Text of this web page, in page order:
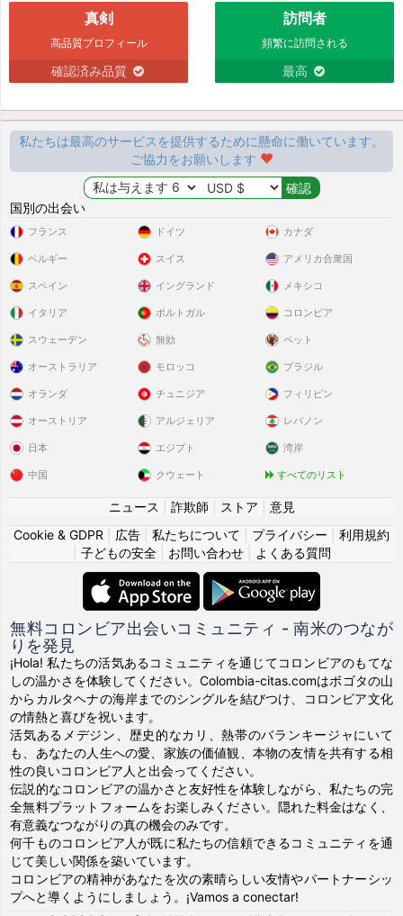
真剣
高品質プロフィール
確認済み品質
訪問者
頻繁に訪問される
最高
私たちは最高のサービスを提供するために懸命に働いています。
ご協力をお願いします
国別の出会い
フランス
ベルギー
スペイン
イタリア
スウェーデン
ドイツ
スイス
イングランド
ポルトガル
無効
カナダ
アメリカ合衆国
メキシコ
コロンビア
ペット
オーストラリア
オランダ
オーストリア
日本
中国
モロッコ
チュニジア
アルジェリア
エジプト
クウェート
ブラジル
フィリピン
レバノン
湾岸
すべてのリスト
ニュース 詐欺師 ストア
意見
Cookie & GDPR
広告 私たちについて プライバシー
利用規約
子どもの安全| お問い合わせ| よくある質問
無料コロンビア出会いコミュニティ - 南米のつなが
りを発見
¡Hola! 私たちの活気あるコミュニティを通じてコロンビアのもてな
しの温かさを体験してください。Colombia-citas.comはボゴタの山
からカルタヘナの海岸までのシングルを結びつけ、コロンビア文化
の情熱と喜びを祝います。
活気あるメデジン、歴史的なカリ、熱帯のバランキージャにいて
も、あなたの人生への愛、家族の価値観、本物の友情を共有する相
性の良いコロンビア人と出会ってください。
伝説的なコロンビアの温かさと友好性を体験しながら、私たちの完
全無料プラットフォームをお楽しみください。隠れた料金はなく、
有意義なつながりの真の機会のみです。
何千ものコロンビア人が既に私たちの信頼できるコミュニティを通
じて美しい関係を築いています。
コロンビアの精神があなたを次の素晴らしい友情やパートナーシッ
プへと導くようにしましょう。¡Vamos a conectar!